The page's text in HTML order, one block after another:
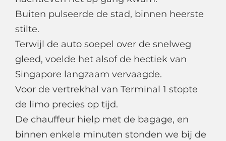
Buiten pulseerde de stad, binnen heerste
stilte.
Terwijl de auto soepel over de snelweg
gleed, voelde het alsof de hectiek van
Singapore langzaam vervaagde.
Voor de vertrekhal van Terminal 1 stopte
de limo precies op tijd.
De chauffeur hielp met de bagage, en
binnen enkele minuten stonden we bij de